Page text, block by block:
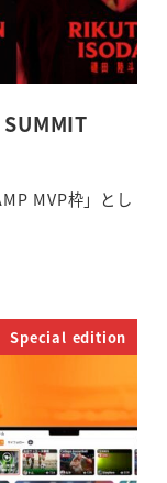
MVP枠」とし
Special edition